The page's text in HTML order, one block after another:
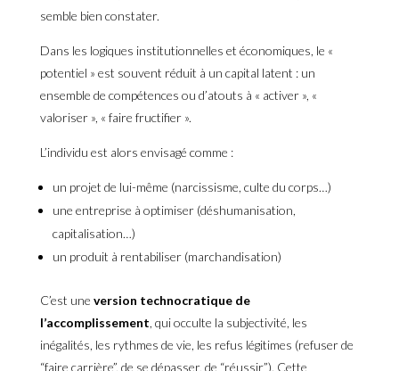
semble bien constater.
Dans les logiques institutionnelles et économiques, le «
potentiel » est souvent réduit à un capital latent : un
ensemble de compétences ou d’atouts à « activer », «
valoriser », « faire fructifier ».
L’individu est alors envisagé comme :
un projet de lui-même (narcissisme, culte du corps…)
une entreprise à optimiser (déshumanisation,
capitalisation…)
un produit à rentabiliser (marchandisation)
C’est une version technocratique de
l’accomplissement, qui occulte la subjectivité, les
inégalités, les rythmes de vie, les refus légitimes (refuser de
“faire carrière”, de se dépasser, de “réussir”). Cette